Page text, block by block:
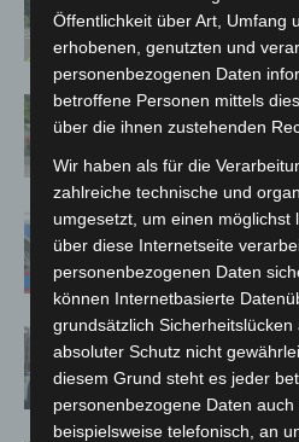
Region
Kreuz
Mann läuft mit
A7 – Polizei
Celle:
auf Baustelle
Öffentlichkeit über Art, Umfang
erhobenen, genutzten und
personenbezogenen Daten
betroffene Personen mittels
über die ihnen zustehenden
Wir haben als für die
zahlreiche technische und
umgesetzt, um einen möglichst
über diese Internetseite
personenbezogenen Daten
können Internetbasierte
grundsätzlich
absoluter Schutz nicht
diesem Grund steht es jeder
personenbezogene Daten auch
beispielsweise telefonisch, an